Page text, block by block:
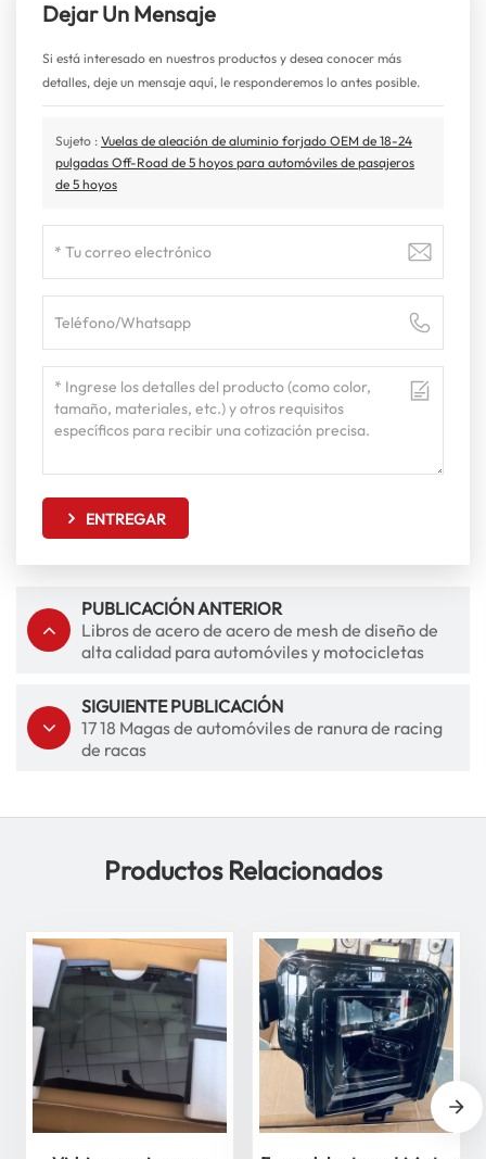
Dejar Un Mensaje
Si está interesado en nuestros productos y desea conocer más
detalles, deje un mensaje aquí, le responderemos lo antes posible.
Sujeto : Vuelas de aleación de aluminio forjado OEM de 18-24
pulgadas Off-Road de 5 hoyos para automóviles de pasajeros
de 5 hoyos
ENTREGAR
PUBLICACIÓN ANTERIOR
Libros de acero de acero de mesh de diseño de
alta calidad para automóviles y motocicletas
SIGUIENTE PUBLICACIÓN
17 18 Magas de automóviles de ranura de racing
de racas
Productos Relacionados